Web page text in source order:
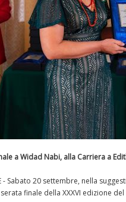
a Widad Nabi, alla Carriera a
- Sabato 20 settembre, nella
finale della XXXVI edizione